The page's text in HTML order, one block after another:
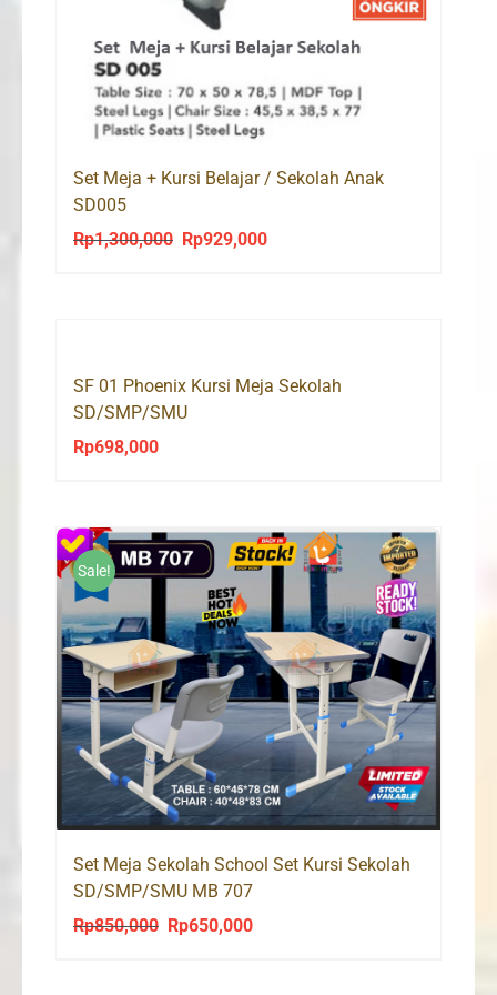
Set Meja + Kursi Belajar / Sekolah Anak
SD005
Rp1,300,000 Original
Rp929,000Current
SF 01 Phoenix Kursi Meja Sekolah
SD/SMP/SMU
Rp698,000
Sale!
Set Meja Sekolah School Set Kursi Sekolah
SD/SMP/SMU MB 707
Rp850,000 Original
Rp650,000Current